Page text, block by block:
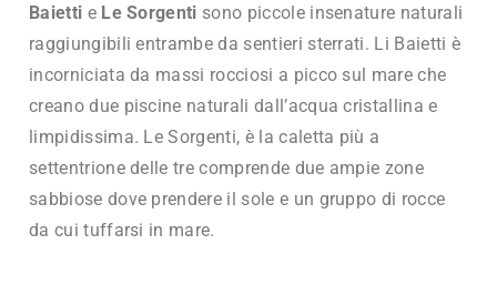
Baietti eLe Sorgenti sono piccole insenature naturali
raggiungibili entrambe da sentieri sterrati. Li Baietti è
incorniciata da massi rocciosi a picco sul mare che
creano due piscine naturali dall’acqua cristallina e
limpidissima. Le Sorgenti, è la caletta più a
settentrione delle tre comprende due ampie zone
sabbiose dove prendere il sole e un gruppo di rocce
da cui tuffarsi in mare.